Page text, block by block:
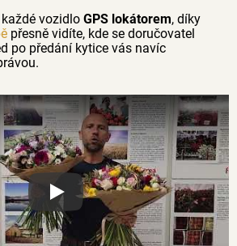
vozidlo GPS lokátorem, díky
přesně vidíte, kde se doručovatel
po předání kytice vás navíc
Proč jsou květiny z Florea tak